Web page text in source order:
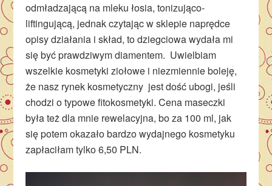
odmładzającą na mleku łosia, tonizująco-
liftingującą, jednak czytając w sklepie naprędce
opisy działania i skład, to dziegciowa wydała mi
się być prawdziwym diamentem. Uwielbiam
wszelkie kosmetyki ziołowe i niezmiennie boleję,
że nasz rynek kosmetyczny jest dość ubogi, jeśli
chodzi o typowe fitokosmetyki. Cena maseczki
była też dla mnie rewelacyjna, bo za 100 ml, jak
się potem okazało bardzo wydajnego kosmetyku
zapłaciłam tylko 6,50 PLN.